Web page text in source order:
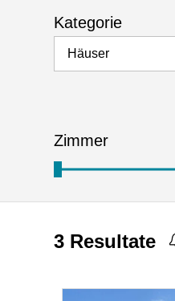
Kategorie
Häuser
Zimmer
3 Resultate